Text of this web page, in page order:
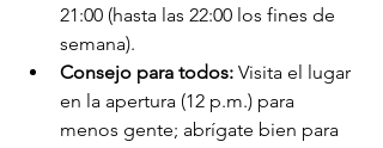
21:00 (hasta las 22:00 los fines de
semana).
Consejo para todos: Visita el lugar
en la apertura (12 p.m.) para
menos gente; abrígate bien para